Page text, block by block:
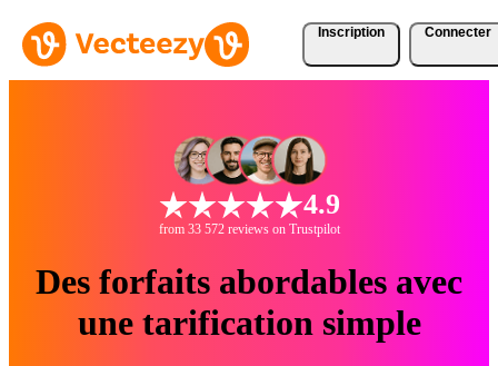
Inscription Connecter
4.9
from 33 572 reviews on Trustpilot
Des forfaits abordables avec
une tarification simple